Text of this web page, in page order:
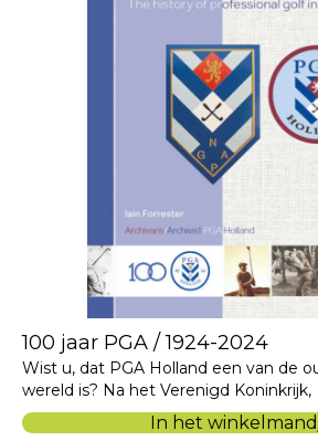
100 jaar PGA / 1924-2024
Wist u, dat PGA Holland een van de
wereld is? Na het Verenigd Koninkrijk,
In het